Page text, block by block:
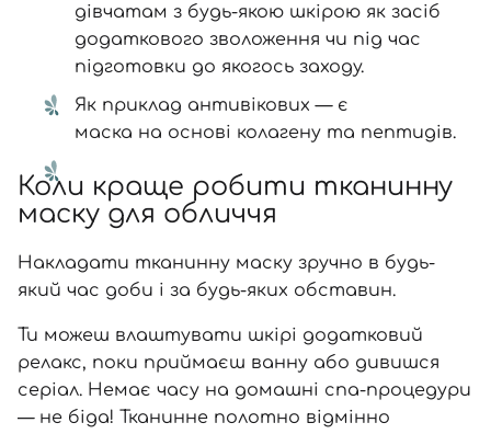
дівчатам з будь-якою шкірою як засіб
додаткового зволоження чи під час
підготовки до якогось заходу.
Як приклад антивікових — є
маска на основі колагену та пептидів.
Коли краще робити тканинну
маску для обличчя
Накладати тканинну маску зручно в будь-
який час доби і за будь-яких обставин.
Ти можеш влаштувати шкірі додатковий
релакс, поки приймаєш ванну або дивишся
серіал. Немає часу на домашні спа-процедури
— не біда! Тканинне полотно відмінно
Відправляючи форму для авторизації/реєстрації ви
приймаєте умови
Угоди користувача
Увійти за допомогою e-mail